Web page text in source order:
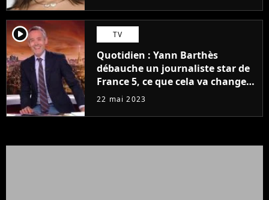
player2 TV
Quotidien : Yann Barthès
débauche un journaliste star de
France 5, ce que cela va changer
à la rentrée
22 mai 2023